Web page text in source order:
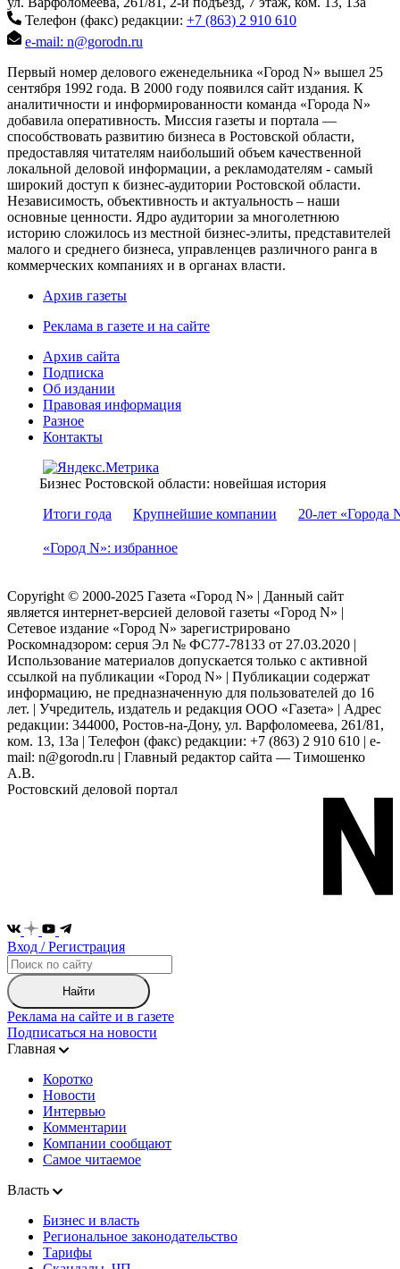
Телефон (факс) редакции: +7 (863) 2 910 610
e-mail: n@gorodn.ru
Первый номер делового еженедельника «Город N» вышел 25
сентября 1992 года. В 2000 году появился сайт издания. К
аналитичности и информированности команда «Города N»
добавила оперативность. Миссия газеты и портала —
способствовать развитию бизнеса в Ростовской области,
предоставляя читателям наибольший объем качественной
локальной деловой информации, а рекламодателям - самый
широкий доступ к бизнес-аудитории Ростовской области.
Независимость, объективность и актуальность – наши
основные ценности. Ядро аудитории за многолетнюю
историю сложилось из местной бизнес-элиты, представителей
малого и среднего бизнеса, управленцев различного ранга в
коммерческих компаниях и в органах власти.
Архив газеты
Реклама в газете и на сайте
Архив сайта
Подписка
Об издании
Правовая информация
Разное
Контакты
Бизнес Ростовской области: новейшая история
Итоги года
Крупнейшие компании 20-лет «Города
«Город N»: избранное
Copyright © 2000-2025 Газета «Город N» | Данный сайт
является интернет-версией деловой газеты «Город N» |
Сетевое издание «Город N» зарегистрировано
Роскомнадзором: серuя Эл № ФС77-78133 от 27.03.2020 |
Использование материалов допускается только с активной
ссылкой на публикации «Город N» | Публикации содержат
информацию, не предназначенную для пользователей до 16
лет. | Учредитель, издатель и редакция ООО «Газета» | Адрес
редакции: 344000, Ростов-на-Дону, ул. Варфоломеева, 261/81,
ком. 13, 13а | Телефон (факс) редакции: +7 (863) 2 910 610 | e-
mail: n@gorodn.ru | Главный редактор сайта — Тимошенко
А.В.
Ростовский деловой портал
Вход / Регистрация
Найти
Реклама на сайте и в газете
Подписаться на новости
Главная
Коротко
Новости
Интервью
Комментарии
Компании сообщают
Самое читаемое
Власть
Бизнес и власть
Региональное законодательство
Тарифы